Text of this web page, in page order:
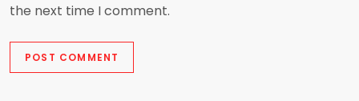
the next time I comment.